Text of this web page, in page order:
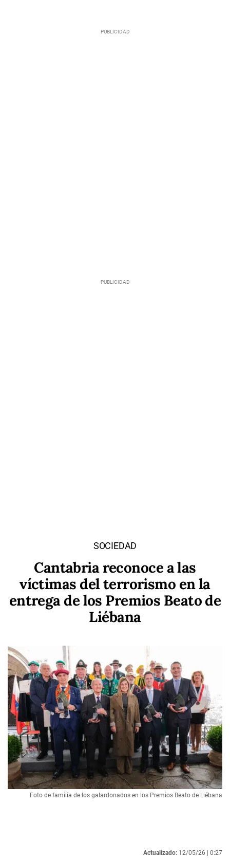
SOCIEDAD
Cantabria reconoce a las
víctimas del terrorismo en la
entrega de los Premios Beato de
Liébana
Foto de familia de los galardonados en los Premios Beato de Liébana
Actualizado: 12/05/26 | 0:27